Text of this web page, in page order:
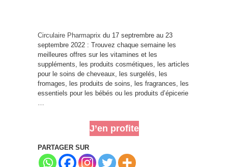
Circulaire Pharmaprix du 17 septrembre au 23
septembre 2022 : Trouvez chaque semaine les
meilleures offres sur les vitamines et les
suppléments, les produits cosmétiques, les articles
pour le soins de cheveaux, les surgelés, les
fromages, les produits de soins, les fragrances, les
essentiels pour les bébés ou les produits d’épicerie
J’en profite
PARTAGER SUR